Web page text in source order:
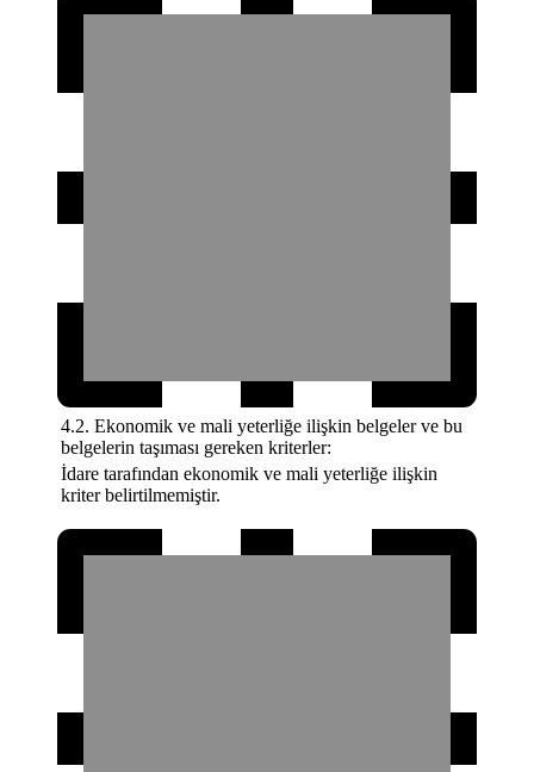
4.2. Ekonomik ve mali yeterliğe ilişkin belgeler ve bu
belgelerin taşıması gereken kriterler:
İdare tarafından ekonomik ve mali yeterliğe ilişkin
kriter belirtilmemiştir.